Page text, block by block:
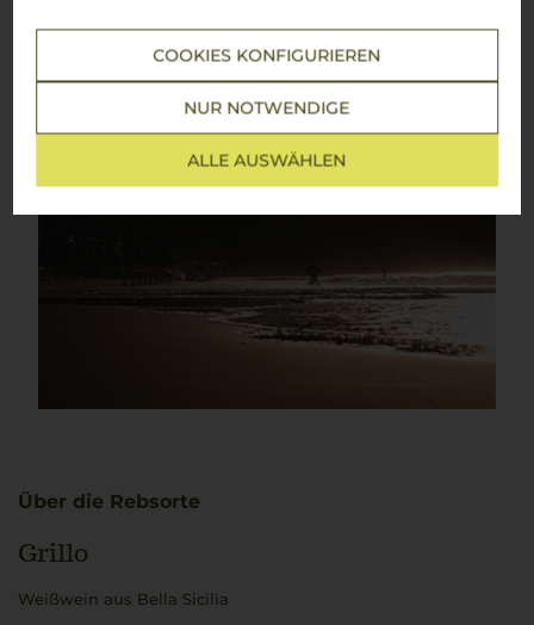
COOKIES KONFIGURIEREN
NUR NOTWENDIGE
ALLE AUSWÄHLEN
Über die Rebsorte
Grillo
Weißwein aus Bella Sicilia